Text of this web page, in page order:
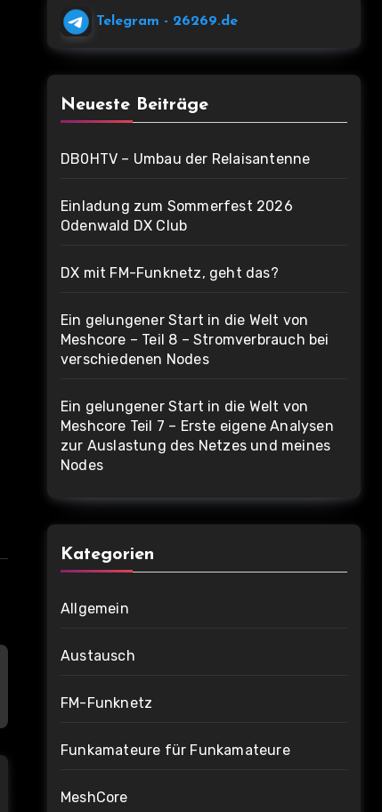
Telegram - 26269.de
Neueste Beiträge
DB0HTV – Umbau der Relaisantenne
Einladung zum Sommerfest 2026
Odenwald DX Club
DX mit FM-Funknetz, geht das?
Ein gelungener Start in die Welt von
Meshcore – Teil 8 – Stromverbrauch bei
verschiedenen Nodes
Ein gelungener Start in die Welt von
Meshcore Teil 7 – Erste eigene Analysen
zur Auslastung des Netzes und meines
Nodes
Kategorien
Allgemein
Austausch
FM-Funknetz
Funkamateure für Funkamateure
MeshCore